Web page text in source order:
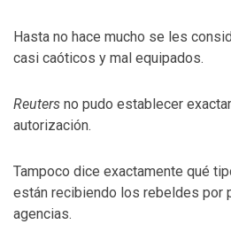
Hasta no hace mucho se les
casi caóticos y mal equipados.
Reuters no pudo establecer
autorización.
Tampoco dice exactamente qué
están recibiendo los rebeldes por
agencias.